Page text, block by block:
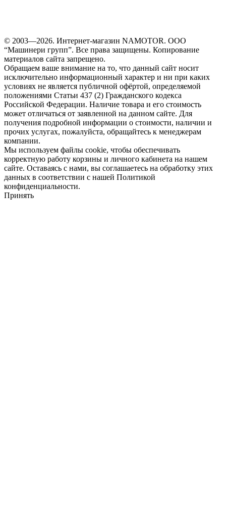
© 2003—2026. Интернет-магазин NAMOTOR. ООО
“Машинери групп”. Все права защищены. Копирование
материалов сайта запрещено.
Обращаем ваше внимание на то, что данный сайт носит
исключительно информационный характер и ни при каких
условиях не является публичной офёртой, определяемой
положениями Статьи 437 (2) Гражданского кодекса
Российской Федерации. Наличие товара и его стоимость
может отличаться от заявленной на данном сайте. Для
получения подробной информации о стоимости, наличии и
прочих услугах, пожалуйста, обращайтесь к менеджерам
компании.
Мы используем файлы cookie, чтобы обеспечивать
корректную работу корзины и личного кабинета на нашем
сайте. Оставаясь с нами, вы соглашаетесь на обработку этих
данных в соответствии с нашей Политикой
конфиденциальности.
Принять